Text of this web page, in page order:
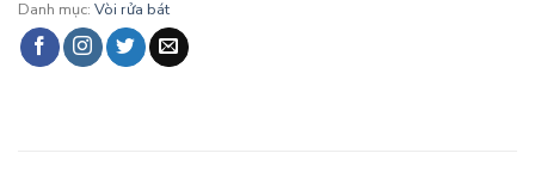
Danh mục: Vòi rửa bát